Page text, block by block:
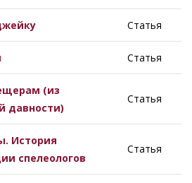
Статья
Статья
(из
давности)
Статья
История
спелеологов
Статья